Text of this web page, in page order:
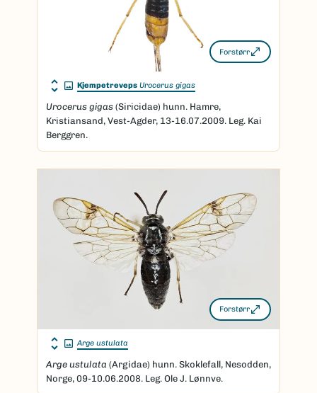
Forstørr
Kjempetreveps Urocerus gigas
Urocerus gigas (Siricidae) hunn. Hamre,
Kristiansand, Vest-Agder, 13-16.07.2009. Leg. Kai
Berggren.
Forstørr
Arge ustulata
Arge ustulata (Argidae) hunn. Skoklefall, Nesodden,
Norge, 09-10.06.2008. Leg. Ole J. Lønnve.